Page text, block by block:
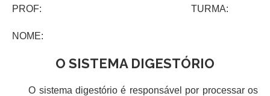
PROF: TURMA:
NOME:
O SISTEMA DIGESTÓRIO
O sistema digestório é responsável por processar os